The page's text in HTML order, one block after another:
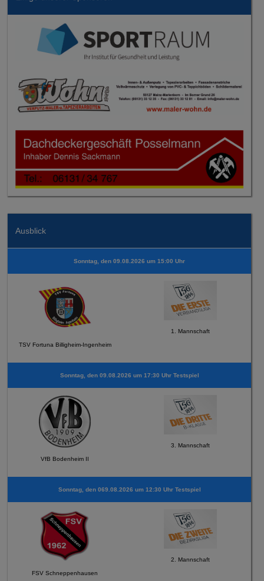
Ausblick
Sonntag, den 09.08.2026 um 15:00 Uhr
TSV Fortuna Billigheim-Ingenheim
1. Mannschaft
Sonntag, den 09.08.2026 um 17:30 Uhr Testspiel
VfB Bodenheim II
3. Mannschaft
Sonntag, den 069.08.2026 um 12:30 Uhr Testspiel
FSV Schneppenhausen
2. Mannschaft